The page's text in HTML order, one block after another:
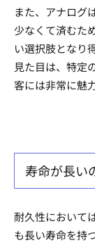
また、アナログ
少なくて済むた
い選択肢となり
見た目は、特定
客には非常に魅
寿命が長い
耐久性において
も長い寿命を持